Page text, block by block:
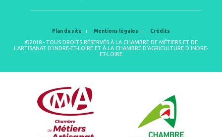
Plan du site Mentions légales Crédits
©2018 - TOUS DROITS RÉSERVÉS À LA CHAMBRE DE MÉTIERS ET DE
L'ARTISANAT D'INDRE-ET-LOIRE ET À LA CHAMBRE D'AGRICULTURE D'INDRE-
ET-LOIRE